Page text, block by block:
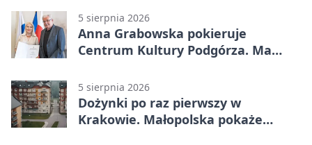
5 sierpnia 2026
Anna Grabowska pokieruje
Centrum Kultury Podgórza. Ma
5 sierpnia 2026
Dożynki po raz pierwszy w
Krakowie. Małopolska pokaże